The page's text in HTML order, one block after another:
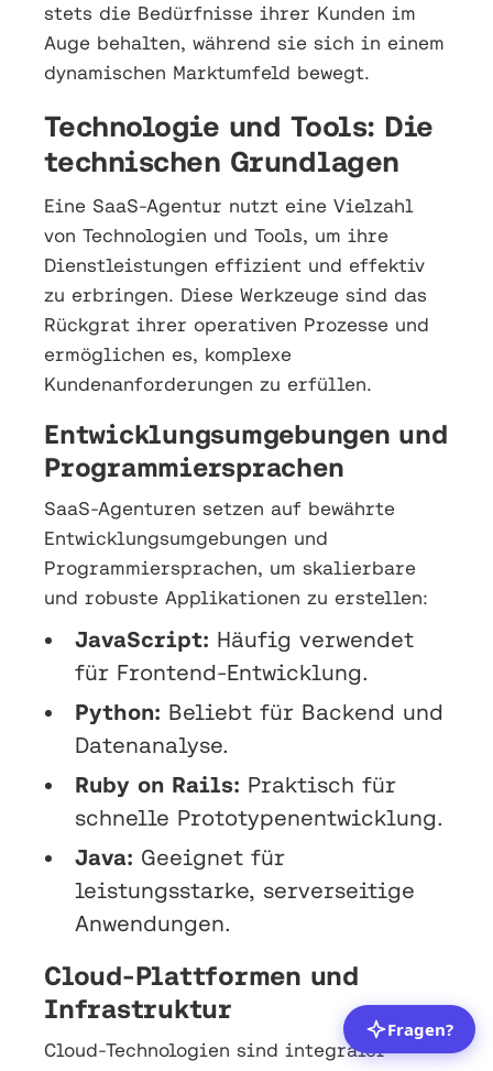
stets die Bedürfnisse ihrer Kunden im
Auge behalten, während sie sich in einem
dynamischen Marktumfeld bewegt.
Technologie und Tools: Die
technischen Grundlagen
Eine SaaS-Agentur nutzt eine Vielzahl
von Technologien und Tools, um ihre
Dienstleistungen effizient und effektiv
zu erbringen. Diese Werkzeuge sind das
Rückgrat ihrer operativen Prozesse und
ermöglichen es, komplexe
Kundenanforderungen zu erfüllen.
Entwicklungsumgebungen und
Programmiersprachen
SaaS-Agenturen setzen auf bewährte
Entwicklungsumgebungen und
Programmiersprachen, um skalierbare
und robuste Applikationen zu erstellen:
JavaScript: Häufig verwendet
für Frontend-Entwicklung.
Python: Beliebt für Backend und
Datenanalyse.
Ruby on Rails: Praktisch für
schnelle Prototypenentwicklung.
Java: Geeignet für
leistungsstarke, serverseitige
Anwendungen.
Cloud-Plattformen und
Infrastruktur
Cloud-Technologien sind integraler